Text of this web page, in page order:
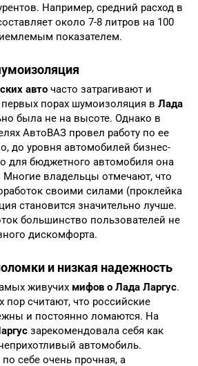
Например, средний расход в
около 7-8 литров на 100
показателем.
авто часто затрагивают и
порах шумоизоляция в Лада
была не на высоте. Однако в
АвтоВАЗ провел работу по ее
до уровня автомобилей бизнес-
для бюджетного автомобиля она
владельцы отмечают, что
своими силами (проклейка
становится значительно лучше.
большинство пользователей не
дискомфорта.
и низкая надежность
живучих мифов о Лада Ларгус.
считают, что российские
и постоянно ломаются. На
зарекомендовала себя как
автомобиль.
себе очень прочная, а